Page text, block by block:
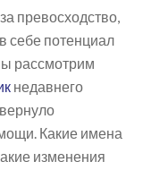
превосходство,
себе потенциал
рассмотрим
недавнего
Какие имена
изменения